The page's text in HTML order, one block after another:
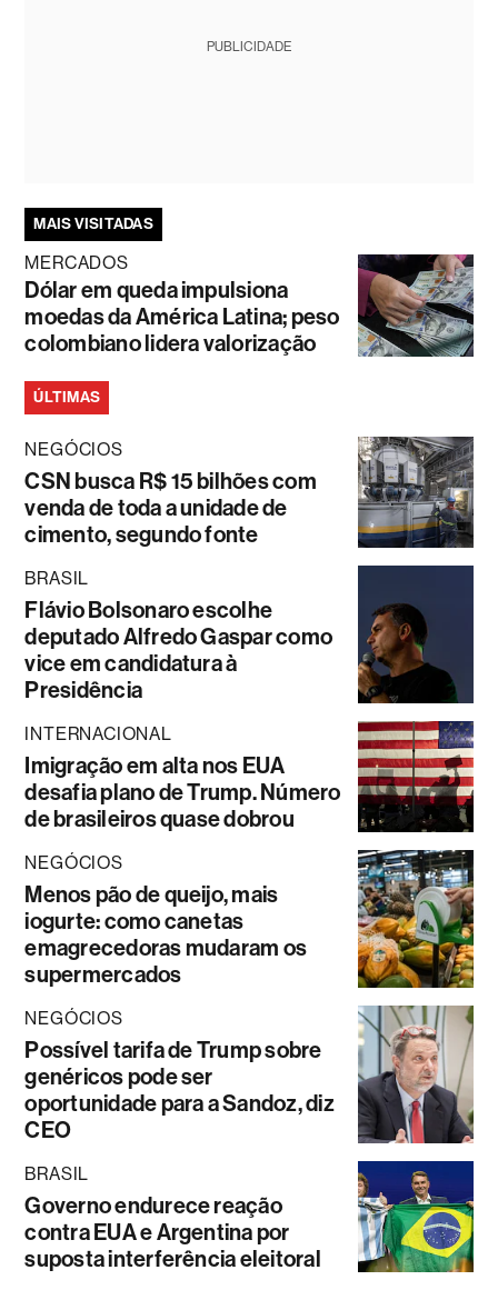
PUBLICIDADE
MAIS VISITADAS
MERCADOS
Dólar em queda impulsiona
moedas da América Latina; peso
colombiano lidera valorização
ÚLTIMAS
NEGÓCIOS
CSN busca R$ 15 bilhões com
venda de toda a unidade de
cimento, segundo fonte
BRASIL
Flávio Bolsonaro escolhe
deputado Alfredo Gaspar como
vice em candidatura à
Presidência
INTERNACIONAL
Imigração em alta nos EUA
desafia plano de Trump. Número
de brasileiros quase dobrou
NEGÓCIOS
Menos pão de queijo, mais
iogurte: como canetas
emagrecedoras mudaram os
supermercados
NEGÓCIOS
Possível tarifa de Trump sobre
genéricos pode ser
oportunidade para a Sandoz, diz
CEO
BRASIL
Governo endurece reação
contra EUA e Argentina por
suposta interferência eleitoral